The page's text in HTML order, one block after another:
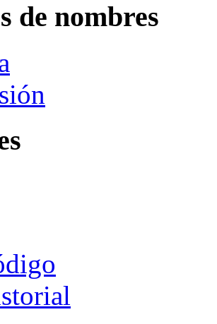
de nombres